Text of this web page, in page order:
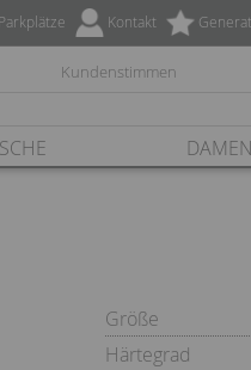
Kontakt
Kundenstimmen
Größe
Härtegrad